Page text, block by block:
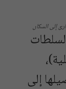
إلى السكان
إلى